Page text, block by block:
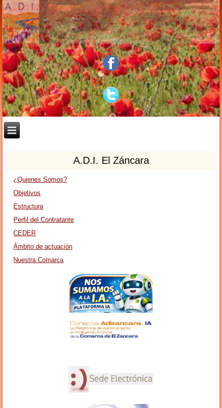
A.D.I. El Záncara
¿Quienes Somos?
Objetivos
Estructura
Perfil del Contratante
CEDER
Ámbito de actuación
Nuestra Comarca